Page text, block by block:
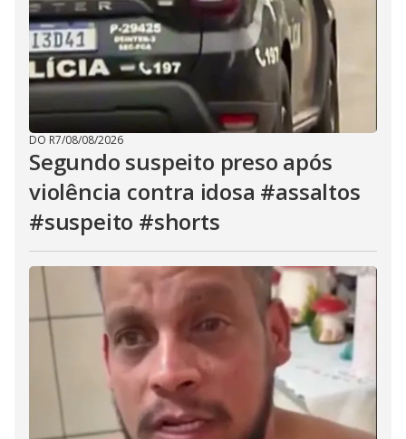
DO R7/08/08/2026
Segundo suspeito preso após
violência contra idosa #assaltos
#suspeito #shorts